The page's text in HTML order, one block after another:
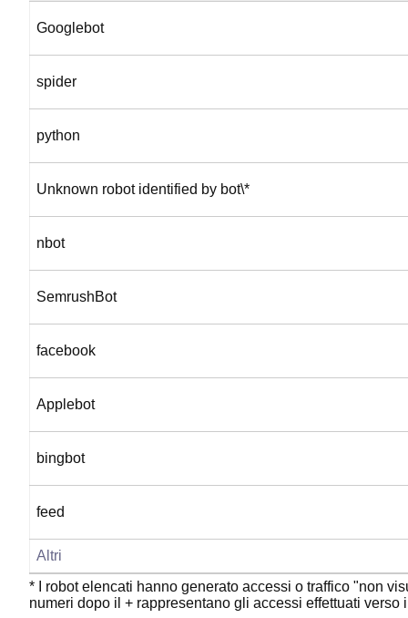
Googlebot
spider
python
Unknown robot identified by bot\*
nbot
SemrushBot
facebook
Applebot
bingbot
feed
Altri
* I robot elencati hanno generato accessi o traffico "non
numeri dopo il + rappresentano gli accessi effettuati verso